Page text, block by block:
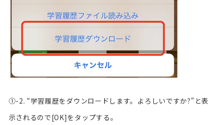
①-2. “学習履歴をダウンロードします。よろしいですか?”と表
示されるので[OK]をタップする。